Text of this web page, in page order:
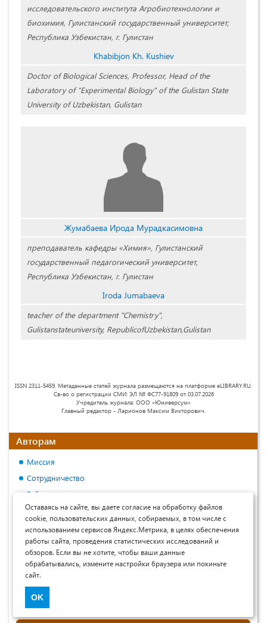
исследовательского института Агробиотехнологии и
биохимия, Гулистанский государственный университет;
Республика Узбекистан, г. Гулистан
Khabibjon Kh. Kushiev
Doctor of Biological Sciences, Professor, Head of the
Laboratory of "Experimental Biology" of the Gulistan State
University of Uzbekistan, Gulistan
Жумабаева Ирода Мурадкасимовна
преподаватель кафедры «Химия», Гулистанский
государственный педагогический университет,
Республика Узбекистан, г. Гулистан
Iroda Jumabaeva
teacher of the department "Chemistry",
Gulistanstateuniversity, RepublicofUzbekistan,Gulistan
ISSN 2311-5459. Метаданные статей журнала размещаются на платформе eLIBRARY.RU.
Св-во о регистрации СМИ: ЭЛ № ФС77-91809 от 03.07.2026
Учредитель журнала: ООО «Юниверсум»
Главный редактор - Ларионов Максим Викторович.
Авторам
Миссия
Сотрудничество
Рубрики журнала
Контрольные сроки
Порядок рецензирования
Политика относительно открытого доступа, лицензирования
и авторского права
Условия публикации
Примеры оформления материалов
Договор оферты
Оставаясь на сайте, вы даете согласие на обработку файлов
cookie, пользовательских данных, собираемых, в том числе с
использованием сервисов Яндекс.Метрика, в целях обеспечения
работы сайта, проведения статистических исследований и
обзоров. Если вы не хотите, чтобы ваши данные
обрабатывались, измените настройки браузера или покиньте
сайт.
OK